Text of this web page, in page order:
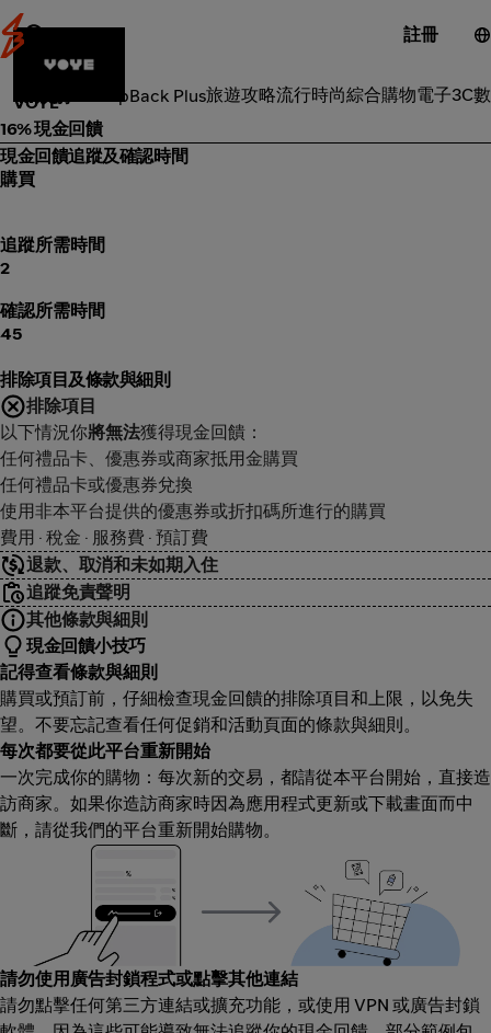
註冊
ShopBack Plus旅遊攻略流行時尚綜合購物電子3C
戶外旅遊
VOYE
16% 現金回饋
現金回饋追蹤及確認時間
購買
追蹤所需時間
2
確認所需時間
45
排除項目及條款與細則
排除項目
以下情況你將無法獲得現金回饋：
任何禮品卡、優惠券或商家抵用金購買
任何禮品卡或優惠券兌換
使用非本平台提供的優惠券或折扣碼所進行的購買
費用 · 稅金 · 服務費 · 預訂費
退款、取消和未如期入住
追蹤免責聲明
其他條款與細則
現金回饋小技巧
記得查看條款與細則
購買或預訂前，仔細檢查現金回饋的排除項目和上限，以免失
望。不要忘記查看任何促銷和活動頁面的條款與細則。
每次都要從此平台重新開始
一次完成你的購物：每次新的交易，都請從本平台開始，直接造
訪商家。如果你造訪商家時因為應用程式更新或下載畫面而中
斷，請從我們的平台重新開始購物。
請勿使用廣告封鎖程式或點擊其他連結
請勿點擊任何第三方連結或擴充功能，或使用 VPN 或廣告封鎖